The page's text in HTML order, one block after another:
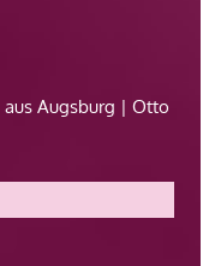
aus Augsburg | Otto